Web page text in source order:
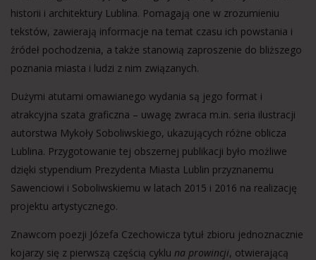
historii i architektury Lublina. Pomagają one w zrozumieniu
tekstów, zawierają informacje na temat czasu ich powstania i
źródeł pochodzenia, a także stanowią zaproszenie do bliższego
poznania miasta i ludzi z nim związanych.
Dużymi atutami omawianego wydania są jego format i
atrakcyjna szata graficzna – uwagę zwraca m.in. seria ilustracji
autorstwa Mykoły Soboliwskiego, ukazujących różne oblicza
Lublina. Przygotowanie tej obszernej publikacji było możliwe
dzięki stypendium Prezydenta Miasta Lublin przyznanemu
Sawenciowi i Soboliwskiemu w latach 2015 i 2016 na realizację
projektu artystycznego.
Znawcom poezji Józefa Czechowicza tytuł zbioru jednoznacznie
kojarzy się z pierwszą częścią cyklu na prowincji, otwierającą